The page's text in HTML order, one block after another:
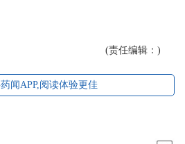
(责任编辑：)
闻APP,阅读体验更佳